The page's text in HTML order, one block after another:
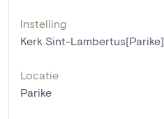
Instelling
Kerk Sint-Lambertus[Parike]
Locatie
Parike